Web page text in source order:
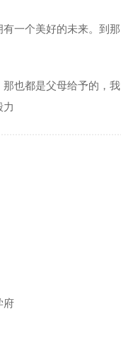
一个美好的未来。到那
也都是父母给予的，我
力
府